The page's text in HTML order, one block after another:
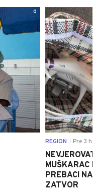
0
REGION Pre 3 h
MUŠKARAC
PREBACI
ZATVOR